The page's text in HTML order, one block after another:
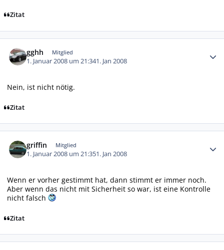
Zitat
gghh Mitglied
1. Januar 2008 um 21:341. Jan 2008
Nein, ist nicht nötig.
Zitat
griffin Mitglied
1. Januar 2008 um 21:351. Jan 2008
Wenn er vorher gestimmt hat, dann stimmt er immer noch.
Aber wenn das nicht mit Sicherheit so war, ist eine Kontrolle
nicht falsch
Zitat